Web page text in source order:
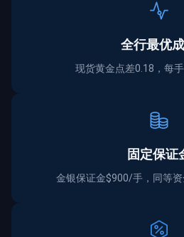
全行最优
现货黄金点差0.18，每
固定保证
金银保证金$900/手，同等